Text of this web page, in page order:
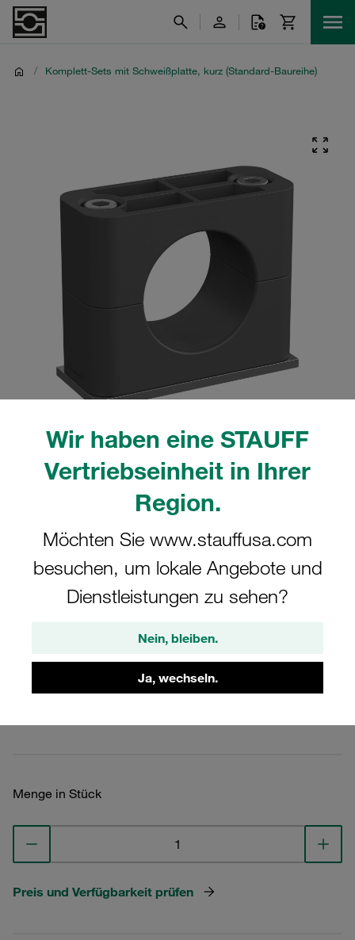
Wir haben eine STAUFF
Vertriebseinheit in Ihrer
Region.
Möchten Sie www.stauffusa.com
besuchen, um lokale Angebote und
Dienstleistungen zu sehen?
Nein, bleiben.
Ja, wechseln.
/ Komplett-Sets mit Schweißplatte, kurz (Standard-Baureihe)
tatsächlichen Produkt abweichen.
Komplettschelle Standard-Baureihe Gr.
5 Ø32mm Polyamid W10 glatt, ohne
Vorspannung Anschweißpl., kurz IS-
Schraube
SP-532-PA-H-IS-M-W10
STAUFF Materialnr. 1110000671
Menge in Stück
Preis und Verfügbarkeit prüfen